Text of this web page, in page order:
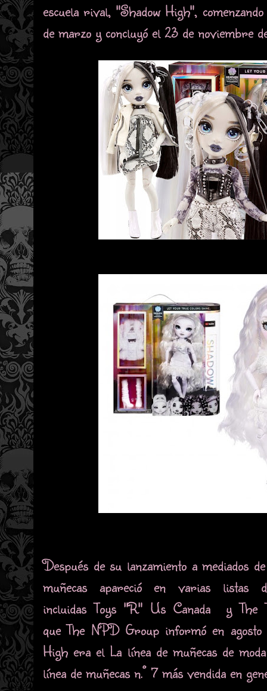
escuela rival, "Shadow High",
de marzo y concluyó el 23 de noviembre
Después de su lanzamiento a mediados
muñecas apareció en varias listas
incluidas Toys "R" Us Canada y
que The NPD Group informó en
High era el La línea de muñecas de
línea de muñecas n.° 7 más vendida en